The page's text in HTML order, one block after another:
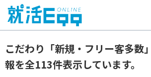
こだわり「新規・フリー客多数
報を全113件表示しています。